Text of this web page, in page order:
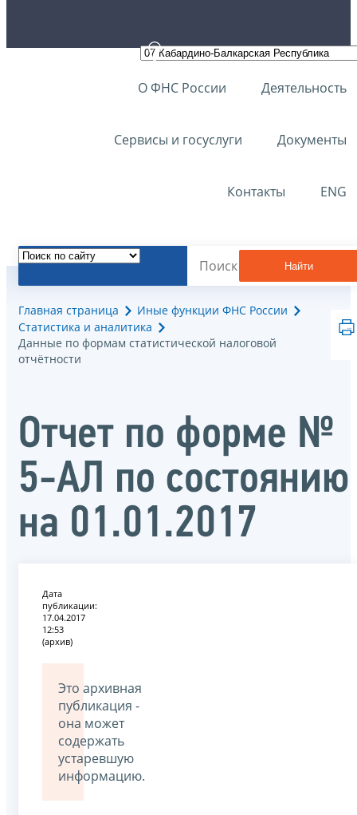
О ФНС России Деятельность
Сервисы и госуслуги Документы
Контакты ENG
Найти
Главная страница
Иные функции ФНС России
Статистика и аналитика
Данные по формам статистической налоговой
отчётности
Отчет по форме №
5-АЛ по состоянию
на 01.01.2017
Дата
публикации:
17.04.2017
12:53
(архив)
Это архивная
публикация -
она может
содержать
устаревшую
информацию.